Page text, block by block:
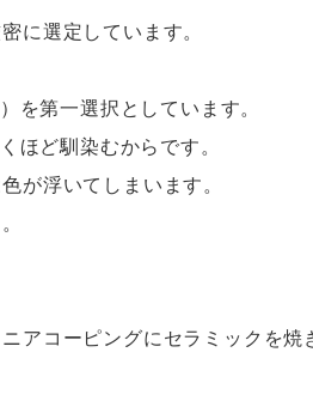
に選定しています。
を第一選択としています。
ほど馴染むからです。
が浮いてしまいます。
アコーピングにセラミックを